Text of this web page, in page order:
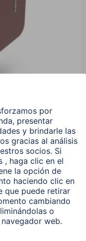
mAh, 2 Salidas:
(2)